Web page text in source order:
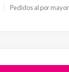
Pedidos al por mayor